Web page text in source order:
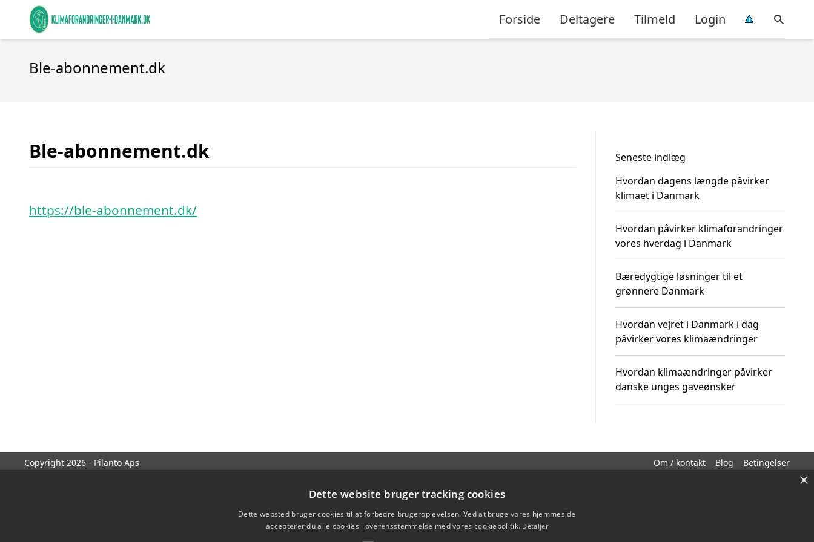
Forside Deltagere Tilmeld Login
Ble-abonnement.dk
Ble-abonnement.dk
https://ble-abonnement.dk/
Seneste indlæg
Hvordan dagens længde påvirker
klimaet i Danmark
Hvordan påvirker klimaforandringer
vores hverdag i Danmark
Bæredygtige løsninger til et
grønnere Danmark
Hvordan vejret i Danmark i dag
påvirker vores klimaændringer
Hvordan klimaændringer påvirker
danske unges gaveønsker
Copyright 2026 - Pilanto Aps Om / kontakt Blog Betingelser
×
Dette website bruger tracking cookies
Dette websted bruger cookies til at forbedre brugeroplevelsen. Ved at bruge vores hjemmeside
accepterer du alle cookies i overensstemmelse med vores cookiepolitik. Detaljer